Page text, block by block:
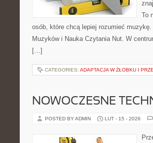
To
osób, które chcą lepiej rozumieć
Muzyków i Nauka Czytania Nut. W
[…]
CATEGORIES: ADAPTACJA W ŻŁOBKU I
NOWOCZESNE
POSTED BY ADMIN LUT - 15 - 2026